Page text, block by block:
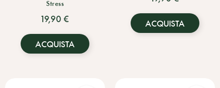
Stress
19,90 €
ACQUISTA
ACQUISTA